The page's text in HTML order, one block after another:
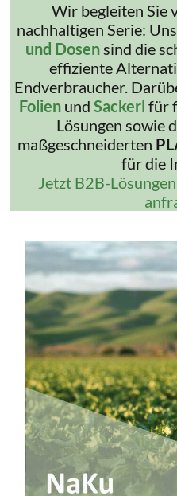
Wir begleiten Sie
nachhaltigen Serie:
und Dosensind die
effiziente
Endverbraucher.
Folien undSackerl für
Lösungen sowie
maßgeschneiderten
für die
Jetzt B2B-